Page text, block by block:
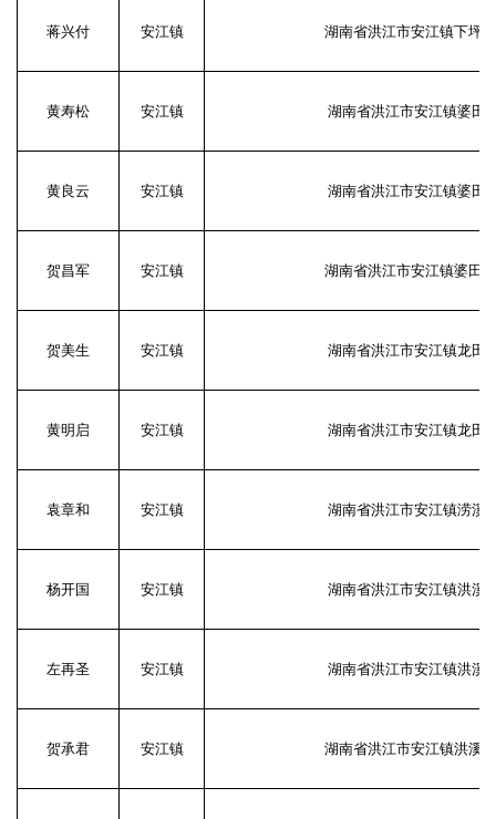
蒋兴付 安江镇 湖南省洪江市安江镇下坪
黄寿松 安江镇 湖南省洪江市安江镇婆田
黄良云 安江镇 湖南省洪江市安江镇婆田
贺昌军 安江镇 湖南省洪江市安江镇婆田
贺美生 安江镇 湖南省洪江市安江镇龙田
黄明启 安江镇 湖南省洪江市安江镇龙田
袁章和 安江镇 湖南省洪江市安江镇涝溪
杨开国 安江镇 湖南省洪江市安江镇洪溪
左再圣 安江镇 湖南省洪江市安江镇洪溪
贺承君 安江镇 湖南省洪江市安江镇洪溪